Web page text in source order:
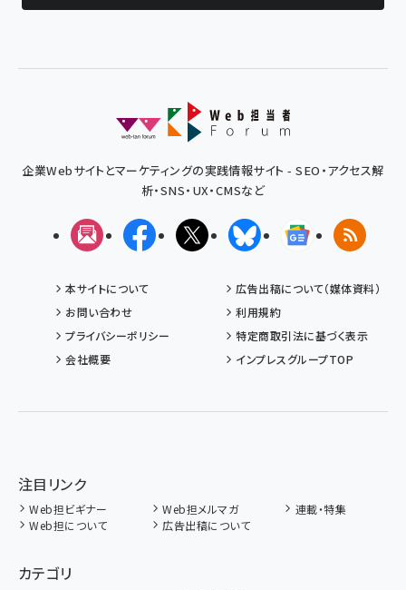
企業Webサイトとマーケティングの実践情報サイト - SEO・アクセス解
析・SNS・UX・CMSなど
メルマガFacebookX(エックス)BlueskyGoogleニュ
RSS
本サイトについて
広告出稿について（媒体資料）
お問い合わせ
利用規約
プライバシーポリシー
特定商取引法に基づく表示
会社概要
インプレスグループTOP
注目リンク
Web担ビギナー Web担メルマガ
連載・特集
Web担について
広告出稿について
カテゴリ